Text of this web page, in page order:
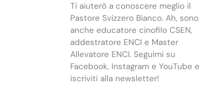
Ti aiuterò a conoscere meglio il
Pastore Svizzero Bianco. Ah, sono
anche educatore cinofilo CSEN,
addestratore ENCI e Master
Allevatore ENCI. Seguimi su
Facebook, Instagram e YouTube e
iscriviti alla newsletter!